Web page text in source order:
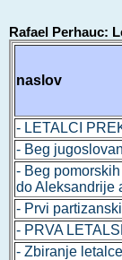
Rafael Perhauc:
naslov
- LETALCI
- Beg
- Beg
do Aleksandrije
- Prvi
- PRVA
- Zbiranje